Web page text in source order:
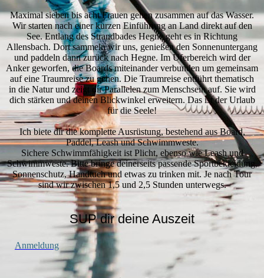
Maximal sieben bis acht Frauen gehen zusammen auf das Wasser.
Wir starten nach einer kurzen Einführung an Land direkt auf den
See. Entlang des Strandbades Hegne geht es in Richtung
Allensbach. Dort sammeln wir uns, genießen den Sonnenuntergang
und paddeln dann zurück nach Hegne. Im Uferbereich wird der
Anker geworfen, die Boards miteinander verbunden um gemeinsam
auf eine Traumreise zu gehen. Die Traumreise entführt thematisch
in die Natur und zeigt dir Parallelen zum Menschsein auf. Sie wird
dich stärken und deinen Blickwinkel erweitern. Das ist der Urlaub
für die Seele!
Ich biete dir die komplette Ausrüstung, bestehend aus Board,
Paddel, Leash und Schwimmweste.
Sichere Schwimmfähigkeit ist Plicht, ebenso wie Leash und
Schwimmweste. Bitte bringe deinerseits passende Sportbekleidung,
Sonnenschutz, Handtuch und etwas zu trinken mit. Je nach Tour
sind wir zwischen 1,5 und 2,5 Stunden unterwegs.
SUP dir deine Auszeit
Anmeldung